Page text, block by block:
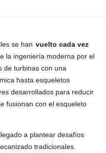
se han vuelto cada vez
la ingeniería moderna por el
de turbinas con una
hasta esqueletos
desarrollados para reducir
fusionan con el esqueleto
a plantear desafíos
tradicionales.